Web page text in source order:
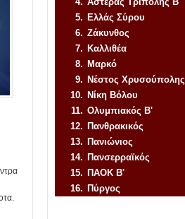
5. Ελλάς Σύρου
6. Ζάκυνθος
7. Καλλιθέα
8. Μαρκό
9. Νέστος Χρυσούπολης
10. Νίκη Βόλου
11. Ολυμπιακός Β'
12. Πανθρακικός
13. Πανιώνιος
14. Πανσερραϊκός
15. ΠΑΟΚ Β'
16. Πύργος